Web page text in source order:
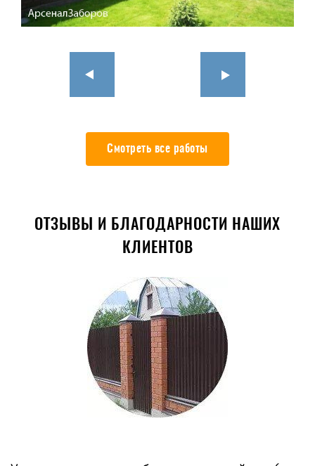
Смотреть все работы
ОТЗЫВЫ И БЛАГОДАРНОСТИ НАШИХ
КЛИЕНТОВ